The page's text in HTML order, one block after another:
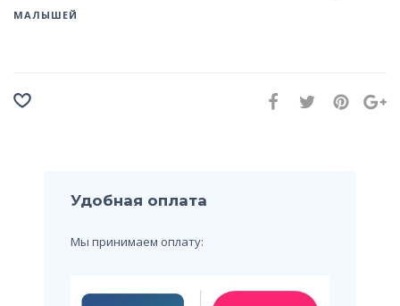
МАЛЫШЕЙ
Удобная оплата
Мы принимаем оплату: